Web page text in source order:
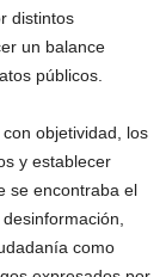
distintos
un balance
públicos.
objetividad, los
y establecer
se encontraba el
como